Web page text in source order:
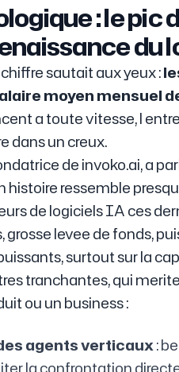
: le pic
du
chiffre sautait aux yeux :
moyen mensuel
a toute vitesse, l
dans un creux.
de invoko.ai, a
histoire ressemble
de logiciels IA ces
levee de fonds,
surtout sur la
tranchantes, qui
ou un business :
agents verticaux: